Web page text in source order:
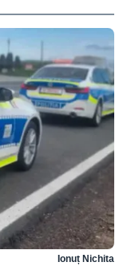
Ionuț Nichita